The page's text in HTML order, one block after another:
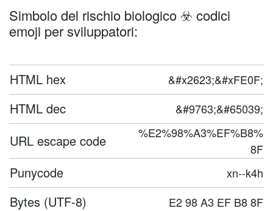
Simbolo del rischio biologico ☣️ codici
emoji per sviluppatori:
HTML hex &#x2623;&#xFE0F;
HTML dec &#9763;&#65039;
URL escape code
%E2%98%A3%EF%B8%
8F
Punycode xn--k4h
Bytes (UTF-8) E2 98 A3 EF B8 8F